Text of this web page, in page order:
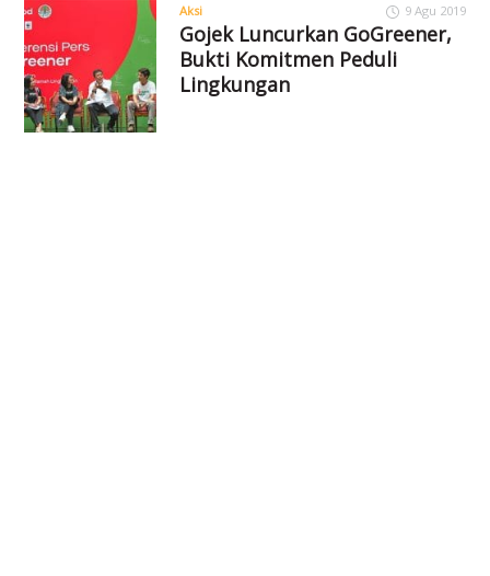
Aksi 9 Agu 2019
Gojek Luncurkan GoGreener,
Bukti Komitmen Peduli
Lingkungan